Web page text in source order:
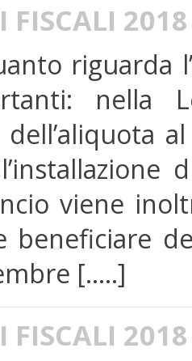
FISCALI
riguarda
nella
viene
beneficiare
[.....]
FISCALI